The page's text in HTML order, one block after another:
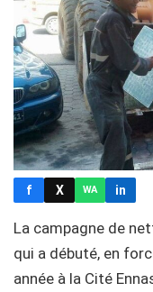
f X WA in
La campagne de
qui a débuté, en
année à la Cité